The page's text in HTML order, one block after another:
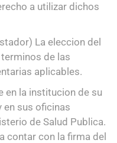
a utilizar dichos
La eleccion del
de las
aplicables.
en la institucion de su
en sus oficinas
de Salud Publica.
contar con la firma del